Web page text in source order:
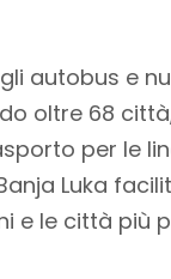
autobus e
oltre 68
per le
Luka
le città più